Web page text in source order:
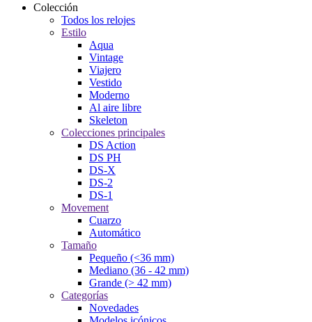
Colección
Todos los relojes
Estilo
Aqua
Vintage
Viajero
Vestido
Moderno
Al aire libre
Skeleton
Colecciones principales
DS Action
DS PH
DS-X
DS-2
DS-1
Movement
Cuarzo
Automático
Tamaño
Pequeño (<36 mm)
Mediano (36 - 42 mm)
Grande (> 42 mm)
Categorías
Novedades